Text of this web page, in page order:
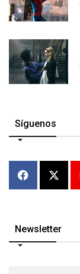
Síguenos
Newsletter